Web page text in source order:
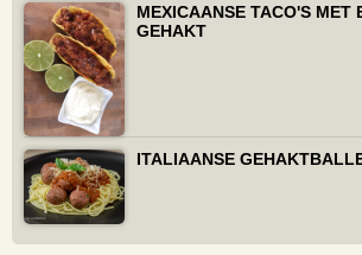
MEXICAANSE TACO'S MET
GEHAKT
ITALIAANSE